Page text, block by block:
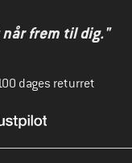
frem til dig."
dages returret